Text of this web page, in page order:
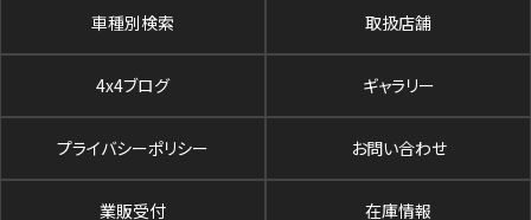
車種別検索 取扱店舗
4x4ブログ ギャラリー
プライバシーポリシー お問い合わせ
業販受付 在庫情報